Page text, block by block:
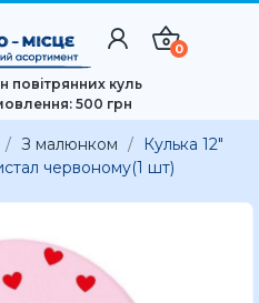
0
повітрянних куль
500 грн
З малюнком
Кулька 12"
червоному(1 шт)